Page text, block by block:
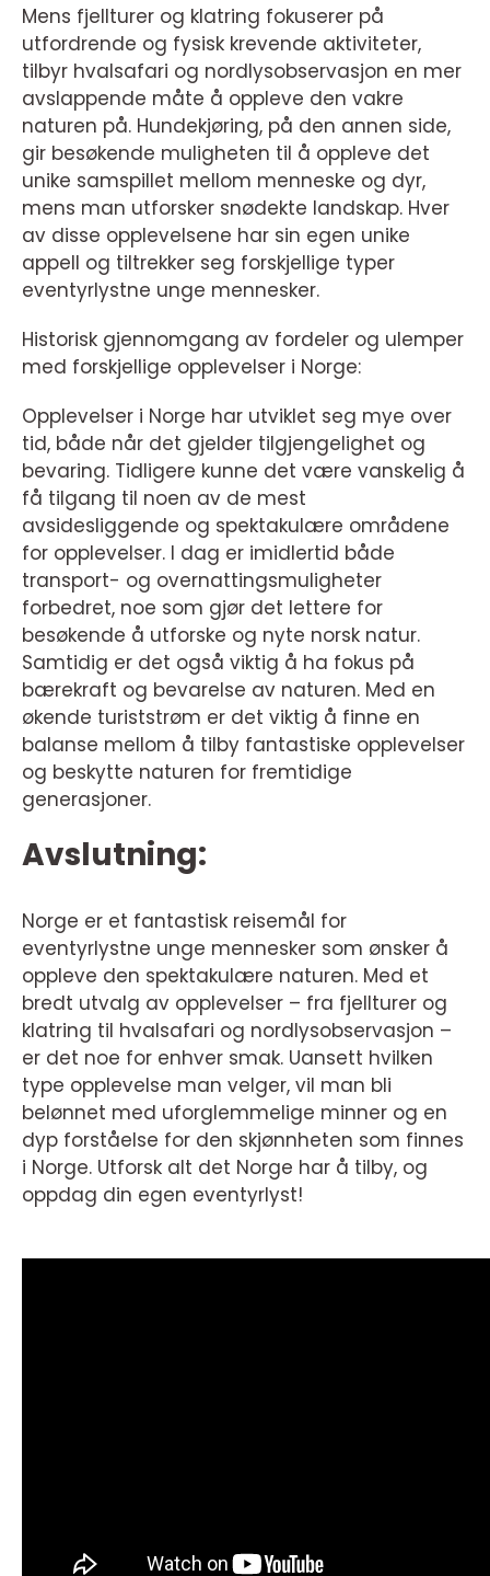
Mens fjellturer og klatring fokuserer på
utfordrende og fysisk krevende aktiviteter,
tilbyr hvalsafari og nordlysobservasjon en mer
avslappende måte å oppleve den vakre
naturen på. Hundekjøring, på den annen side,
gir besøkende muligheten til å oppleve det
unike samspillet mellom menneske og dyr,
mens man utforsker snødekte landskap. Hver
av disse opplevelsene har sin egen unike
appell og tiltrekker seg forskjellige typer
eventyrlystne unge mennesker.
Historisk gjennomgang av fordeler og ulemper
med forskjellige opplevelser i Norge:
Opplevelser i Norge har utviklet seg mye over
tid, både når det gjelder tilgjengelighet og
bevaring. Tidligere kunne det være vanskelig å
få tilgang til noen av de mest
avsidesliggende og spektakulære områdene
for opplevelser. I dag er imidlertid både
transport- og overnattingsmuligheter
forbedret, noe som gjør det lettere for
besøkende å utforske og nyte norsk natur.
Samtidig er det også viktig å ha fokus på
bærekraft og bevarelse av naturen. Med en
økende turiststrøm er det viktig å finne en
balanse mellom å tilby fantastiske opplevelser
og beskytte naturen for fremtidige
generasjoner.
Avslutning:
Norge er et fantastisk reisemål for
eventyrlystne unge mennesker som ønsker å
oppleve den spektakulære naturen. Med et
bredt utvalg av opplevelser – fra fjellturer og
klatring til hvalsafari og nordlysobservasjon –
er det noe for enhver smak. Uansett hvilken
type opplevelse man velger, vil man bli
belønnet med uforglemmelige minner og en
dyp forståelse for den skjønnheten som finnes
i Norge. Utforsk alt det Norge har å tilby, og
oppdag din egen eventyrlyst!